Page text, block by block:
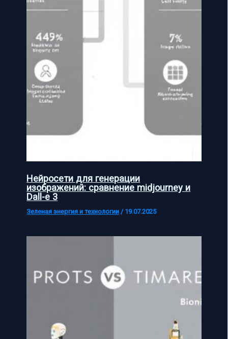
Нейросети для генерации
изображений: сравнение midjourney и
Dall-e 3
Зеленая энергия и технологии / 19.07.2025